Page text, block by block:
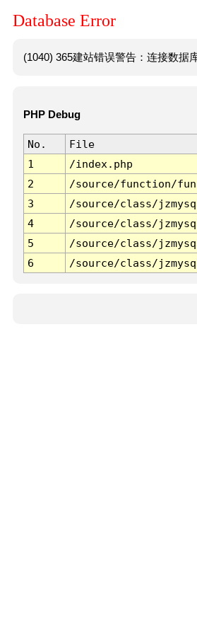
Database Error
(1040) 365建站错误警告：连接数据
PHP Debug
No. File
1
/index.php
2
/source/function/
3
/source/class/
4
/source/class/
5
/source/class/
6
/source/class/